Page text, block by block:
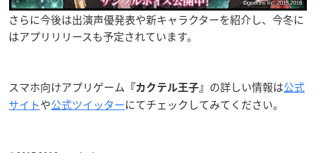
さらに今後は出演声優発表や新キャラクターを紹介し、今冬に
はアプリリリースも予定されています。
スマホ向けアプリゲーム 『カクテル王子』 の詳しい情報は公式
サイトや公式ツイッターにてチェックしてみてください。